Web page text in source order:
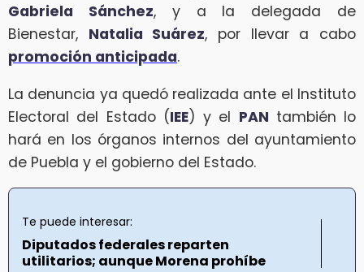
Gabriela Sánchez, y a la delegada de
Bienestar, Natalia Suárez, por llevar a cabo
promoción anticipada.
La denuncia ya quedó realizada ante el Instituto
Electoral del Estado (IEE) y el PAN también lo
hará en los órganos internos del ayuntamiento
de Puebla y el gobierno del Estado.
Te puede interesar:
Diputados federales reparten
utilitarios; aunque Morena prohíbe